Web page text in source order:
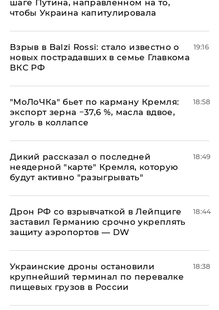
шаге Путина, направленном на то,
чтобы Украина капитулировала
Взрыв в Balzi Rossi: стало известно о
новых пострадавших в семье Главкома
ВКС РФ
19:16
​"МоЛоЧКа" бьет по карману Кремля:
экспорт зерна −37,6 %, масла вдвое,
уголь в коллапсе
18:58
Дикий рассказал о последней
неядерной "карте" Кремля, которую
будут активно "разыгрывать"
18:49
​Дрон РФ со взрывчаткой в Лейпциге
заставил Германию срочно укреплять
защиту аэропортов — DW
18:44
Украинские дроны остановили
крупнейший терминал по перевалке
пищевых грузов в России
18:38